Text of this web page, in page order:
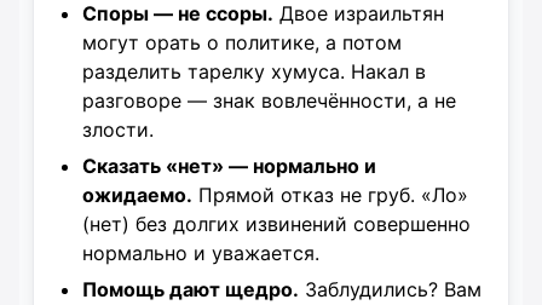
Споры — не ссоры. Двое израильтян
могут орать о политике, а потом
разделить тарелку хумуса. Накал в
разговоре — знак вовлечённости, а не
злости.
Сказать «нет» — нормально и
ожидаемо. Прямой отказ не груб. «Ло»
(нет) без долгих извинений совершенно
нормально и уважается.
Помощь дают щедро. Заблудились? Вам